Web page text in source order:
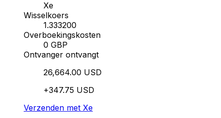
Xe
Wisselkoers
1.333200
Overboekingskosten
0 GBP
Ontvanger ontvangt
26,664.00 USD
+347.75 USD
Verzenden met Xe